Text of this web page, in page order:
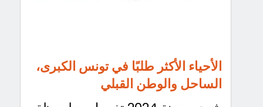
الأحياء الأكثر طلبًا في تونس الكبرى،
الساحل والوطن القبلي